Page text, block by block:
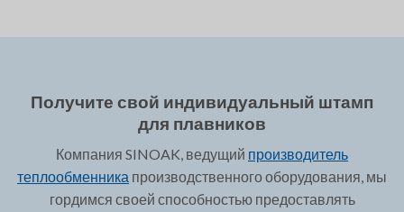
Получите свой индивидуальный штамп
для плавников
Компания SINOAK, ведущий производитель
теплообменника производственного оборудования, мы
гордимся своей способностью предоставлять